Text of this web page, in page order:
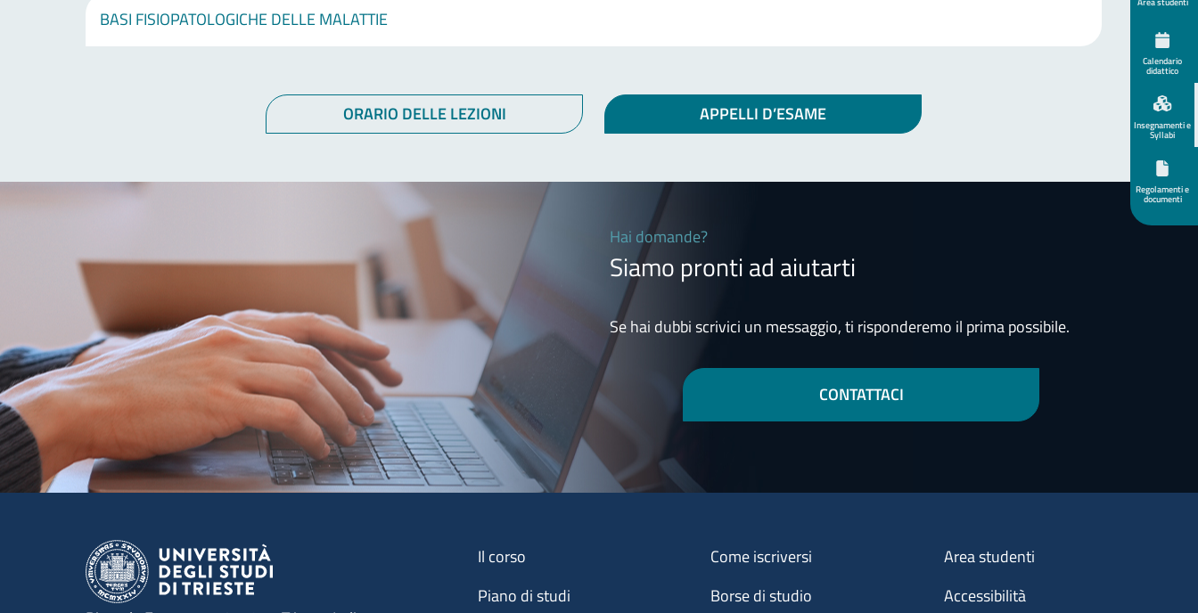
BASI FISIOPATOLOGICHE DELLE MALATTIE
ORARIO DELLE LEZIONI APPELLI D’ESAME
Hai domande?
Siamo pronti ad aiutarti
Se hai dubbi scrivici un messaggio, ti risponderemo il prima possibile.
CONTATTACI
Calendario
didattico
Insegnamenti e
Syllabi
Regolamenti e
documenti
Menu footer 1
Il corso
Piano di studi
Menu footer 2
Come iscriversi
Borse di studio
Menu footer 3
Area studenti
Accessibilità